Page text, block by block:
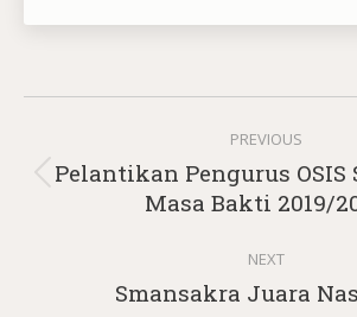
navigation
PREVIOUS
Previous
post:
Pelantikan Pengurus OSIS
Masa Bakti 2019/
NEXT
Next
Smansakra Juara